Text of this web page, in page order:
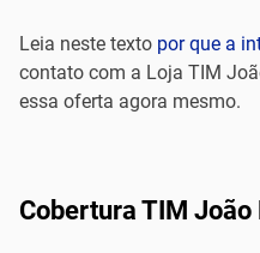
Leia neste texto por que a
contato com a Loja TIM
essa oferta agora mesmo.
Cobertura TIM